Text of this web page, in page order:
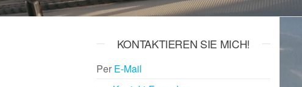
KONTAKTIEREN SIE MICH!
Per E-Mail